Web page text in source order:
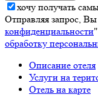
хочу получать
Отправляя запрос,
конфиденциальности
обработку
Описание отеля
Услуги на
Отель на карте